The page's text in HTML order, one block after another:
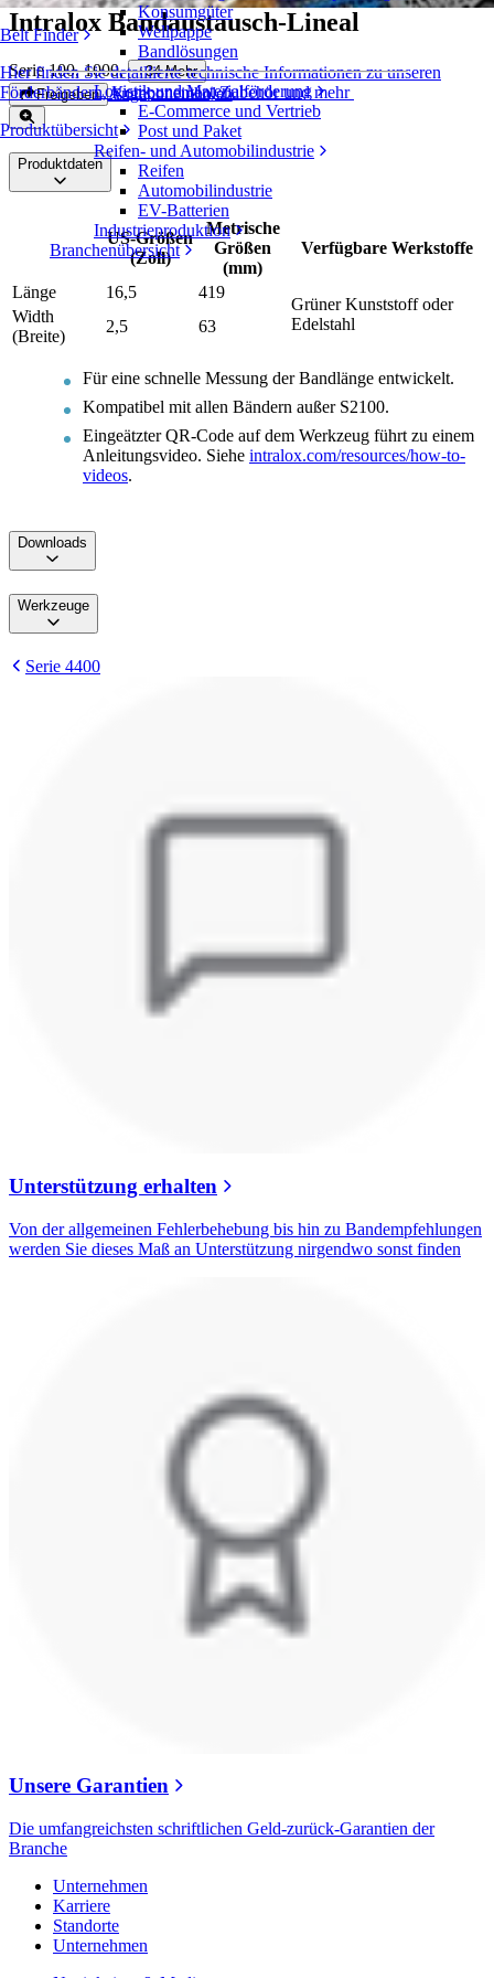
Belt Finder
Hier finden Sie detaillierte technische Informationen zu unseren
Förderbändern, Komponenten, Zubehör und mehr
Produktübersicht
Konsumgüter
Wellpappe
Bandlösungen
Logistik und Materialförderung
E-Commerce und Vertrieb
Post und Paket
Reifen- und Automobilindustrie
Reifen
Automobilindustrie
EV-Batterien
Industrieproduktion
Branchenübersicht
Intralox Bandaustausch-Lineal
Serie 100, 1000, +34 Mehr
Freigeben Angebot einholen
Produktdaten
US-Größen
(Zoll)
Metrische
Größen
(mm)
Verfügbare Werkstoffe
Länge 16,5 419
Grüner Kunststoff oder
Edelstahl
Width
(Breite)
2,5 63
Für eine schnelle Messung der Bandlänge entwickelt.
Kompatibel mit allen Bändern außer S2100.
Eingeätzter QR-Code auf dem Werkzeug führt zu einem
Anleitungsvideo. Siehe intralox.com/resources/how-to-
videos.
Downloads
Werkzeuge
Serie 4400
Unterstützung erhalten
Von der allgemeinen Fehlerbehebung bis hin zu Bandempfehlungen
werden Sie dieses Maß an Unterstützung nirgendwo sonst finden
Unsere Garantien
Die umfangreichsten schriftlichen Geld-zurück-Garantien der
Branche
Unternehmen
Karriere
Standorte
Unternehmen